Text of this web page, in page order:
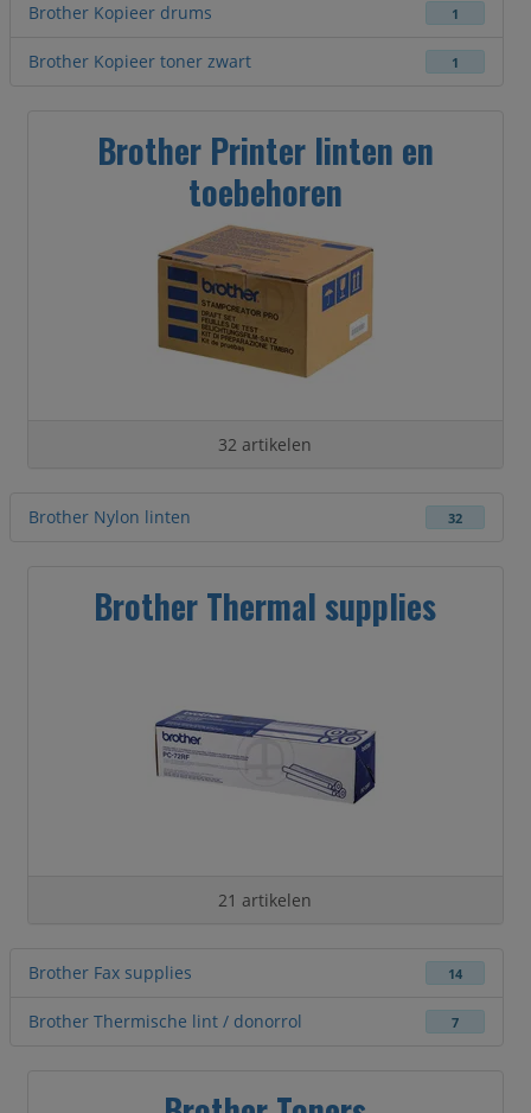
Brother Kopieer drums 1
Brother Kopieer toner zwart 1
Brother Printer linten en
toebehoren
32 artikelen
Brother Nylon linten 32
Brother Thermal supplies
21 artikelen
Brother Fax supplies 14
Brother Thermische lint / donorrol 7